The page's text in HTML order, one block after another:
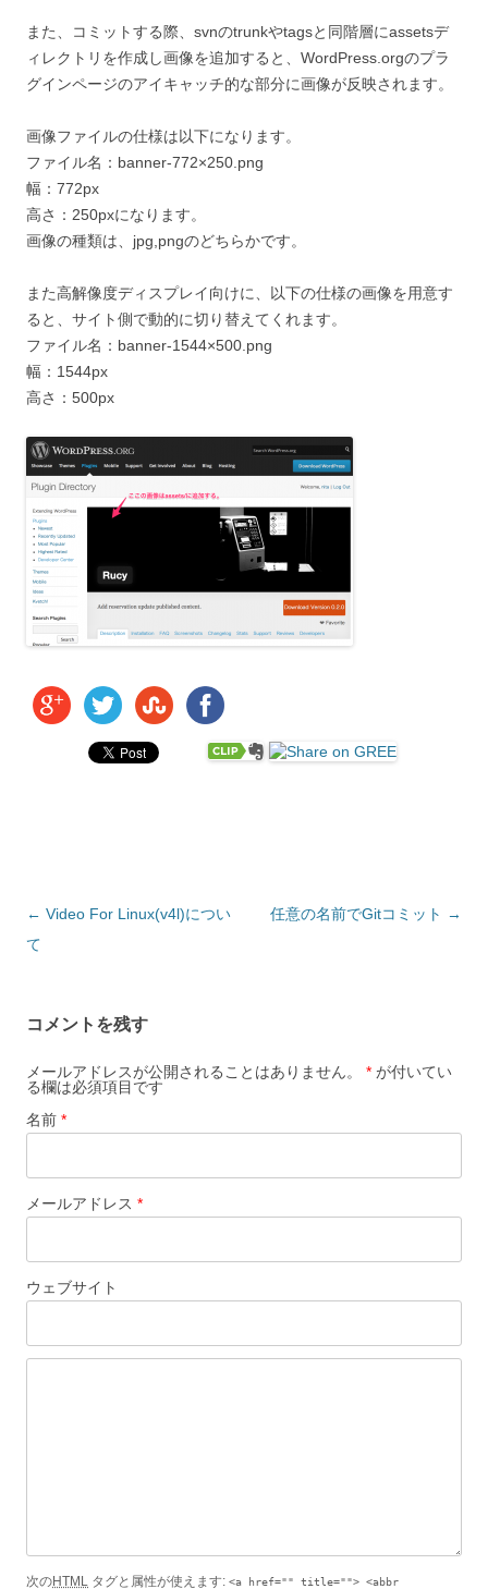
また、コミットする際、svnのtrunkやtagsと同階層にassetsデ
ィレクトリを作成し画像を追加すると、WordPress.orgのプラ
グインページのアイキャッチ的な部分に画像が反映されます。
画像ファイルの仕様は以下になります。
ファイル名：banner-772×250.png
幅：772px
高さ：250pxになります。
画像の種類は、jpg,pngのどちらかです。
また高解像度ディスプレイ向けに、以下の仕様の画像を用意す
ると、サイト側で動的に切り替えてくれます。
ファイル名：banner-1544×500.png
幅：1544px
高さ：500px
投稿ナビゲーション
← Video For Linux(v4l)につい
て
任意の名前でGitコミット →
コメントを残す
メールアドレスが公開されることはありません。 * が付いてい
る欄は必須項目です
名前 *
メールアドレス *
ウェブサイト
次のHTML タグと属性が使えます: <a href="" title=""> <abbr